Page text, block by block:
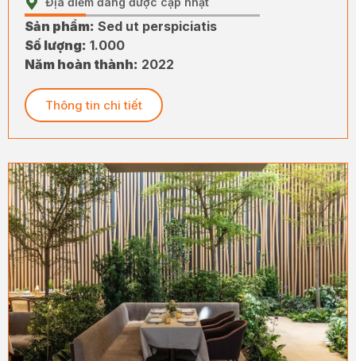
Sản phẩm: Sed ut perspiciatis
Số lượng: 1.000
Năm hoàn thành: 2022
Thông tin chi tiết